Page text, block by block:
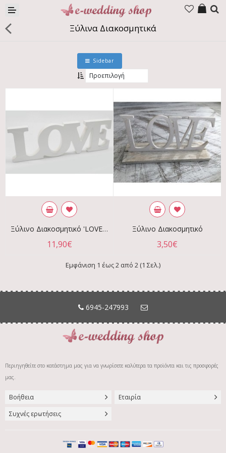
Προϊόντα
Εταιρία
Ξύλινα Διακοσμητικά
Sidebar
Ξύλινο Διακοσμητικό 'LOVE' 31εκ X 11εκ - Λευκό
11,90€
Ξύλινο Διακοσμητικό
3,50€
Εμφάνιση 1 έως 2 από 2 (1 Σελ.)
6945-247993
Περιηγηθείτε στο κατάστημα μας για να γνωρίσετε καλύτερα τα προϊόντα και τις προσφορές
μας.
Βοήθεια
Εταιρία
Συχνές ερωτήσεις